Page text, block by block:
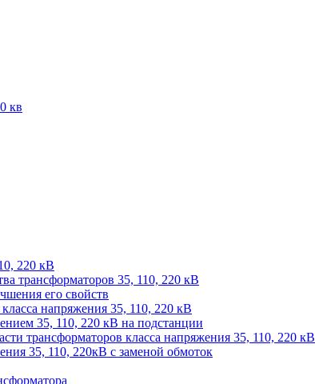
кв
220 кВ
трансформаторов 35, 110, 220 кВ
его свойств
напряжения 35, 110, 220 кВ
35, 110, 220 кВ на подстанции
трансформаторов класса напряжения 35, 110, 220 кВ
35, 110, 220кВ с заменой обмоток